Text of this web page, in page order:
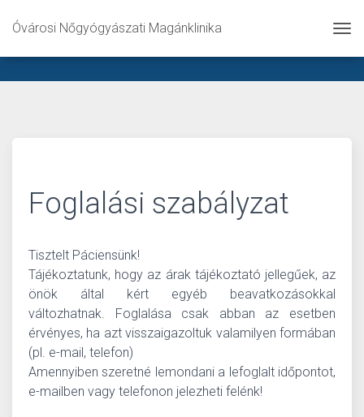
Óvárosi Nőgyógyászati Magánklinika
Foglalási szabályzat
Tisztelt Páciensünk!
Tájékoztatunk, hogy az árak tájékoztató jellegűek, az
önök által kért egyéb beavatkozásokkal
változhatnak. Foglalása csak abban az esetben
érvényes, ha azt visszaigazoltuk valamilyen formában
(pl. e-mail, telefon)
Amennyiben szeretné lemondani a lefoglalt időpontot,
e-mailben vagy telefonon jelezheti felénk!